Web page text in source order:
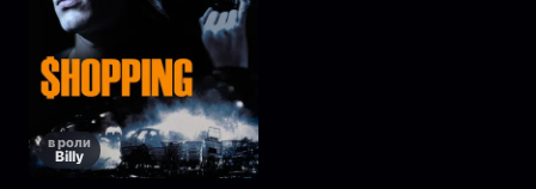
в роли
Billy